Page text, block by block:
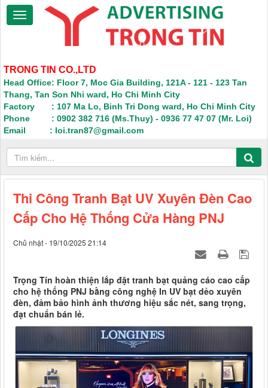
TRONG TIN CO.,LTD
Head Office: Floor 7, Moc Gia Building, 121A - 121 - 123 Tan
Thang, Tan Son Nhi ward, Ho Chi Minh City
Factory : 107 Ma Lo, Binh Tri Dong ward, Ho Chi Minh City
Phone : 0902 382 716 (Ms.Thuy) - 0936 77 47 07 (Mr. Loi)
Email : loi.tran87@gmail.com
Thi Công Tranh Bạt UV Xuyên Đèn Cao
Cấp Cho Hệ Thống Cửa Hàng PNJ
Chủ nhật - 19/10/2025 21:14
Trọng Tín hoàn thiện lắp đặt tranh bạt quảng cáo cao cấp
cho hệ thống PNJ bằng công nghệ In UV bạt dẻo xuyên
đèn, đảm bảo hình ảnh thương hiệu sắc nét, sang trọng,
đạt chuẩn bán lẻ.